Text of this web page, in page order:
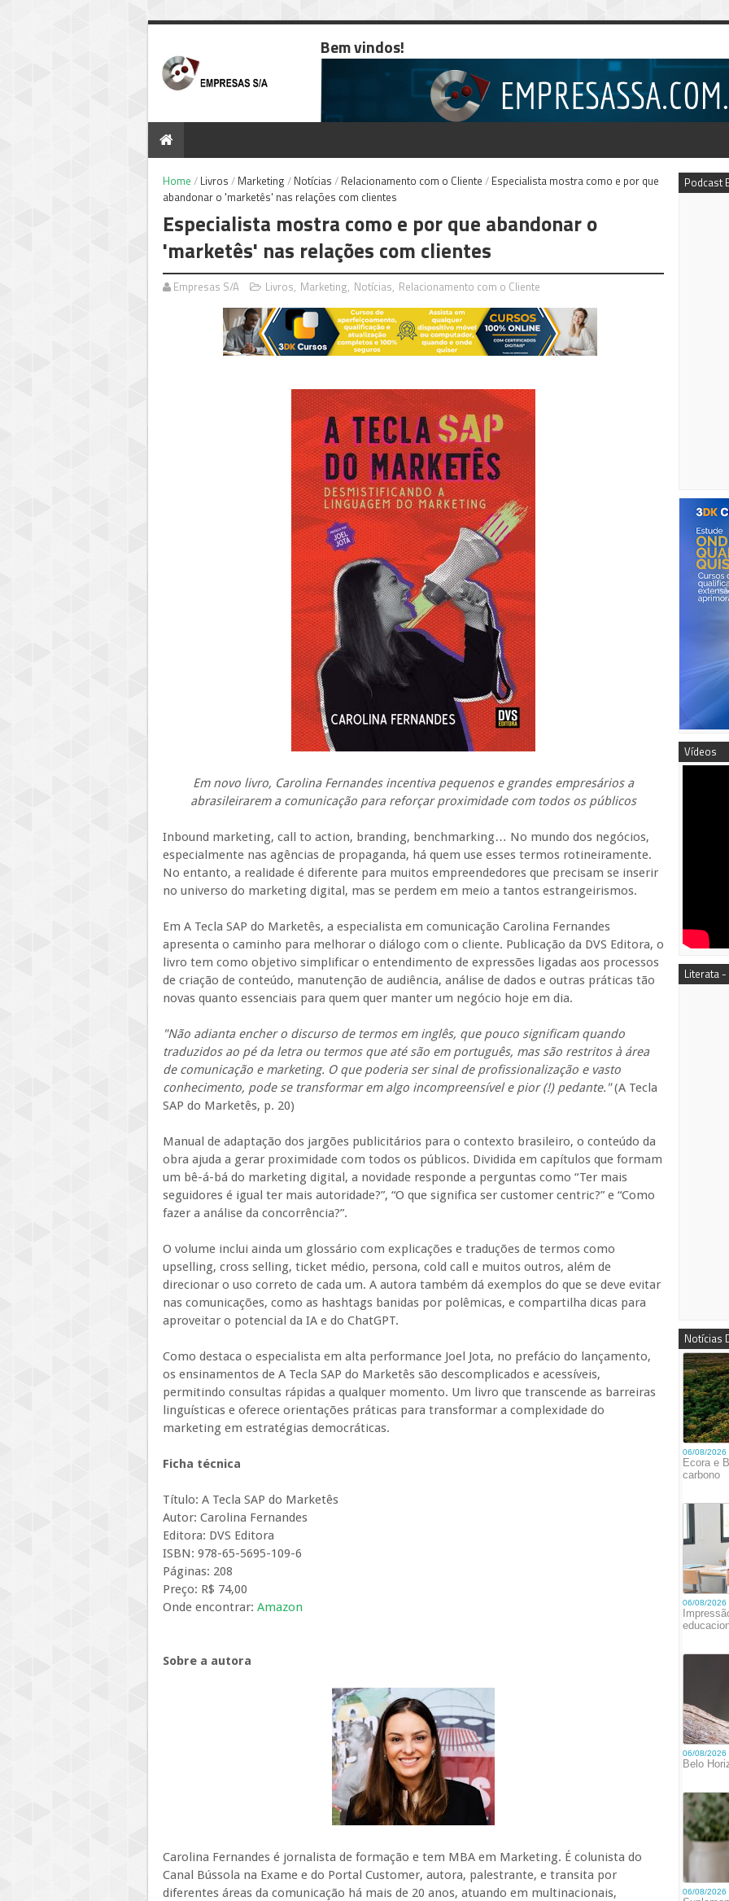
Bem vindos!
Home / Livros / Marketing / Notícias / Relacionamento com o Cliente / Especialista mostra como e por que
abandonar o 'marketês' nas relações com clientes
Especialista mostra como e por que abandonar o
'marketês' nas relações com clientes
Empresas S/A Livros, Marketing, Notícias, Relacionamento com o Cliente
Em novo livro, Carolina Fernandes incentiva pequenos e grandes empresários a
abrasileirarem a comunicação para reforçar proximidade com todos os públicos
Inbound marketing, call to action, branding, benchmarking… No mundo dos negócios,
especialmente nas agências de propaganda, há quem use esses termos rotineiramente.
No entanto, a realidade é diferente para muitos empreendedores que precisam se inserir
no universo do marketing digital, mas se perdem em meio a tantos estrangeirismos.
Em A Tecla SAP do Marketês, a especialista em comunicação Carolina Fernandes
apresenta o caminho para melhorar o diálogo com o cliente. Publicação da DVS Editora, o
livro tem como objetivo simplificar o entendimento de expressões ligadas aos processos
de criação de conteúdo, manutenção de audiência, análise de dados e outras práticas tão
novas quanto essenciais para quem quer manter um negócio hoje em dia.
"Não adianta encher o discurso de termos em inglês, que pouco significam quando
traduzidos ao pé da letra ou termos que até são em português, mas são restritos à área
de comunicação e marketing. O que poderia ser sinal de profissionalização e vasto
conhecimento, pode se transformar em algo incompreensível e pior (!) pedante."(A Tecla
SAP do Marketês, p. 20)
Manual de adaptação dos jargões publicitários para o contexto brasileiro, o conteúdo da
obra ajuda a gerar proximidade com todos os públicos. Dividida em capítulos que formam
um bê-á-bá do marketing digital, a novidade responde a perguntas como “Ter mais
seguidores é igual ter mais autoridade?”, “O que significa ser customer centric?” e “Como
fazer a análise da concorrência?”.
O volume inclui ainda um glossário com explicações e traduções de termos como
upselling, cross selling, ticket médio, persona, cold call e muitos outros, além de
direcionar o uso correto de cada um. A autora também dá exemplos do que se deve evitar
nas comunicações, como as hashtags banidas por polêmicas, e compartilha dicas para
aproveitar o potencial da IA e do ChatGPT.
Como destaca o especialista em alta performance Joel Jota, no prefácio do lançamento,
os ensinamentos de A Tecla SAP do Marketês são descomplicados e acessíveis,
permitindo consultas rápidas a qualquer momento. Um livro que transcende as barreiras
linguísticas e oferece orientações práticas para transformar a complexidade do
marketing em estratégias democráticas.
Ficha técnica
Título: A Tecla SAP do Marketês
Autor: Carolina Fernandes
Editora: DVS Editora
ISBN: 978-65-5695-109-6
Páginas: 208
Preço: R$ 74,00
Onde encontrar: Amazon
Sobre a autora
Carolina Fernandes é jornalista de formação e tem MBA em Marketing. É colunista do
Canal Bússola na Exame e do Portal Customer, autora, palestrante, e transita por
diferentes áreas da comunicação há mais de 20 anos, atuando em multinacionais,
Podcast
Vídeos
Literata
Notícias